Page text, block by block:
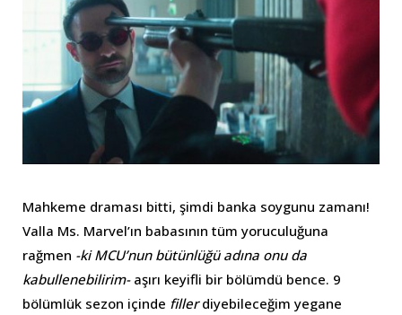
Mahkeme draması bitti, şimdi banka soygunu zamanı!
Valla Ms. Marvel’ın babasının tüm yoruculuğuna
rağmen -ki MCU’nun bütünlüğü adına onu da
kabullenebilirim-aşırı keyifli bir bölümdü bence. 9
bölümlük sezon içinde fillerdiyebileceğim yegane